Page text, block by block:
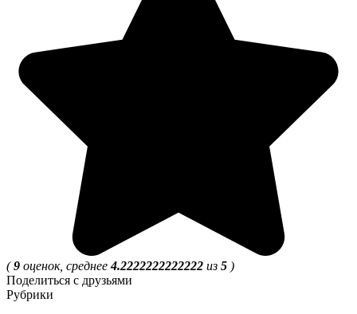
(9 оценок, среднее4.2222222222222 из 5 )
Поделиться с друзьями
Рубрики